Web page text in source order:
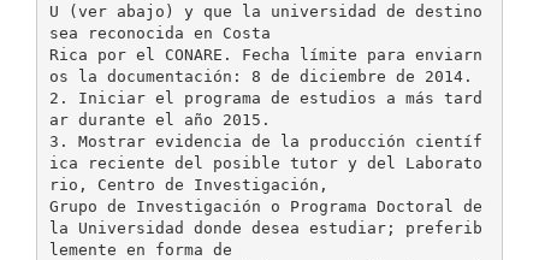
U (ver abajo) y que la universidad de destino
sea reconocida en Costa
Rica por el CONARE. Fecha límite para enviarn
os la documentación: 8 de diciembre de 2014.
2. Iniciar el programa de estudios a más tard
ar durante el año 2015.
3. Mostrar evidencia de la producción científ
ica reciente del posible tutor y del Laborato
rio, Centro de Investigación,
Grupo de Investigación o Programa Doctoral de
la Universidad donde desea estudiar; preferib
lemente en forma de